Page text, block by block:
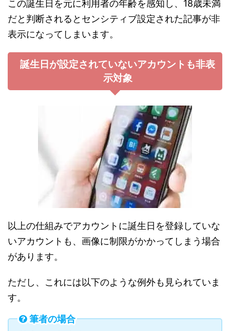
この誕生日を元に利用者の年齢を感知し、18歳未満
だと判断されるとセンシティブ設定された記事が非
表示になってしまいます。
誕生日が設定されていないアカウントも非表
示対象
以上の仕組みでアカウントに誕生日を登録していな
いアカウントも、画像に制限がかかってしまう場合
があります。
ただし、これには以下のような例外も見られていま
す。
筆者の場合